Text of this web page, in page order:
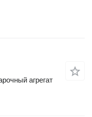
агрегат